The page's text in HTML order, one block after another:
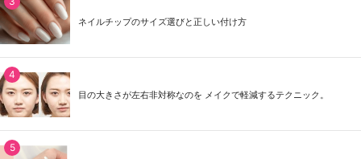
ネイルチップのサイズ選びと正しい付け方
目の大きさが左右非対称なのを メイクで軽減するテクニック。